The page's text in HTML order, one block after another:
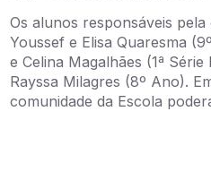
Os alunos responsáveis
Youssef e Elisa Quaresma
e Celina Magalhães (1ª
Rayssa Milagres (8º Ano).
comunidade da Escola